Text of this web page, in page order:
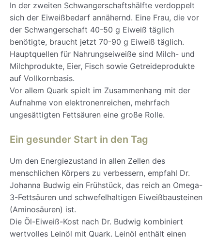
In der zweiten Schwangerschaftshälfte verdoppelt
sich der Eiweißbedarf annähernd. Eine Frau, die vor
der Schwangerschaft 40-50 g Eiweiß täglich
benötigte, braucht jetzt 70-90 g Eiweiß täglich.
Hauptquellen für Nahrungseiweiße sind Milch- und
Milchprodukte, Eier, Fisch sowie Getreideprodukte
auf Vollkornbasis.
Vor allem Quark spielt im Zusammenhang mit der
Aufnahme von elektronenreichen, mehrfach
ungesättigten Fettsäuren eine große Rolle.
Ein gesunder Start in den Tag
Um den Energiezustand in allen Zellen des
menschlichen Körpers zu verbessern, empfahl Dr.
Johanna Budwig ein Frühstück, das reich an Omega-
3-Fettsäuren und schwefelhaltigen Eiweißbausteinen
(Aminosäuren) ist.
Die Öl-Eiweiß-Kost nach Dr. Budwig kombiniert
wertvolles Leinöl mit Quark. Leinöl enthält einen